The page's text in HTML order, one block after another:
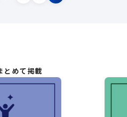
とめて掲載